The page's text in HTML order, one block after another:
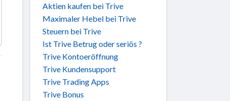
Aktien kaufen bei Trive
Maximaler Hebel bei Trive
Steuern bei Trive
Ist Trive Betrug oder seriös ?
Trive Kontoeröffnung
Trive Kundensupport
Trive Trading Apps
Trive Bonus